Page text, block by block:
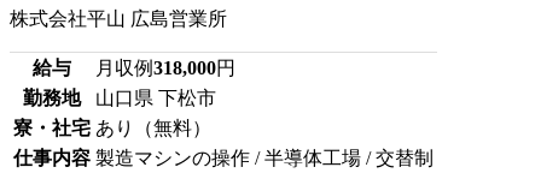
株式会社平山 広島営業所
給与 月収例318,000円
勤務地
山口県 下松市
寮・社宅 あり（無料）
仕事内容 製造マシンの操作 / 半導体工場 / 交替制